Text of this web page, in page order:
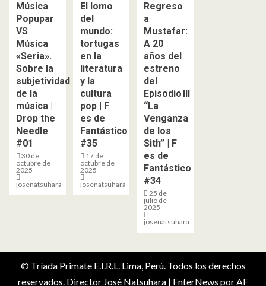
Música
Popupar
VS
Música
«Seria».
Sobre la
subjetividad
de la
música |
Drop the
Needle
#01
30 de
octubre de
2025
josenatsuhara
El lomo
del
mundo:
tortugas
en la
literatura
y la
cultura
pop | F
es de
Fantástico
#35
17 de
octubre de
2025
josenatsuhara
Regreso
a
Mustafar:
A 20
años del
estreno
del
Episodio III
“La
Venganza
de los
Sith” | F
es de
Fantástico
#34
25 de
julio de
2025
josenatsuhara
© Tríada Primate E.I.R.L. Lima, Perú. Todos los derechos
reservados. Director José Natsuhara | EnterNews por AF